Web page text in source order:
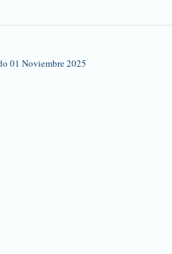
01 Noviembre 2025